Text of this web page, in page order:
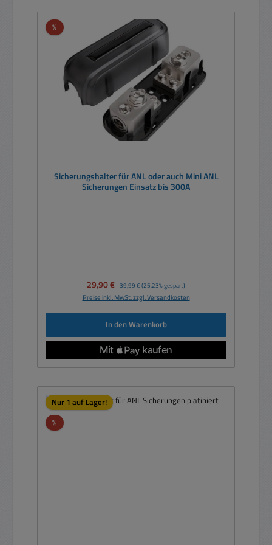
%Rabatt
Sicherungshalter für ANL oder auch Mini ANL
Sicherungen Einsatz bis 300A
Verkaufspreis:
29,90 € Regulärer Preis:
39,99 € (25.23% gespart)
Preise inkl. MwSt. zzgl. Versandkosten
In den Warenkorb
Nur 1 auf Lager!
%Rabatt